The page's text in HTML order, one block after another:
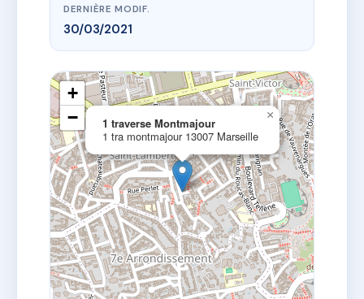
DERNIÈRE MODIF.
30/03/2021
1 traverse Montmajour
1 tra montmajour 13007 Marseille
×
+
−